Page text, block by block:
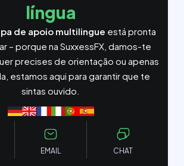
língua
de apoio multilingue está pronta
– porque na SuxxessFX, damos-te
precises de orientação ou apenas
estamos aqui para garantir que te
sintas ouvido.
EMAIL CHAT